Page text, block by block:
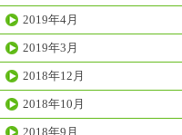
2019年4月
2019年3月
2018年12月
2018年10月
2018年9月